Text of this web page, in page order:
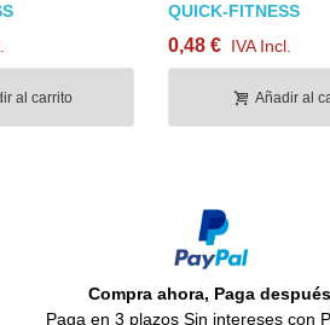
al carrito
QUICK-FITNESS
0,48 € IVA Incl.
Añadir al
Compra ahora, Paga
Paga en 3 plazos Sin intereses con